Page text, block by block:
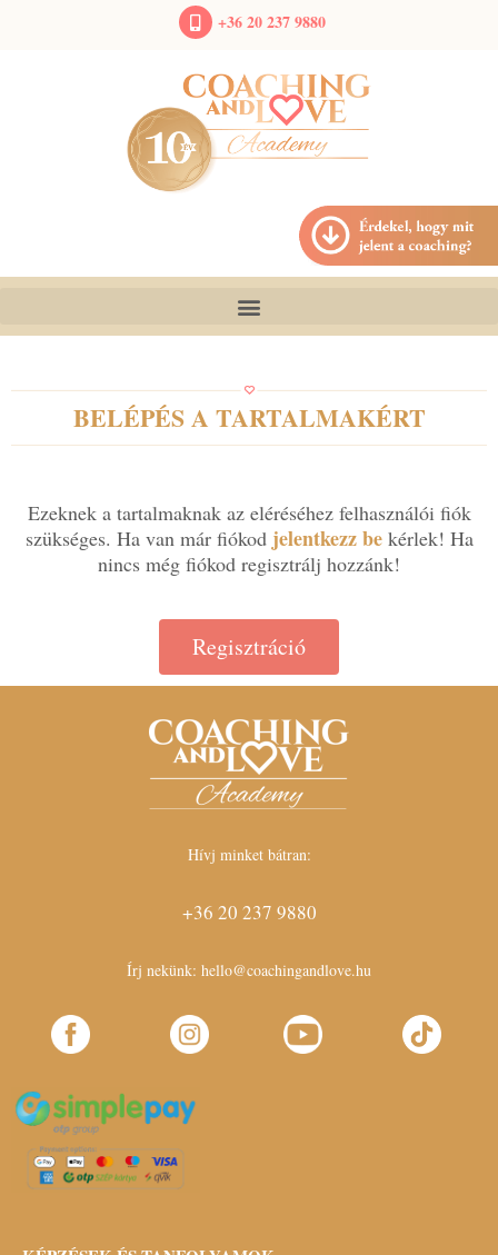
+36 20 237 9880
BELÉPÉS A TARTALMAKÉRT
Ezeknek a tartalmaknak az eléréséhez felhasználói fiók
szükséges. Ha van már fiókod jelentkezz bekérlek! Ha
nincs még fiókod regisztrálj hozzánk!
Regisztráció
Hívj minket bátran:
+36 20 237 9880
Írj nekünk: hello@coachingandlove.hu